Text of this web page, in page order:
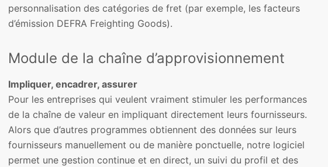
personnalisation des catégories de fret (par exemple, les facteurs
d’émission DEFRA Freighting Goods).
Module de la chaîne d’approvisionnement
Impliquer, encadrer, assurer
Pour les entreprises qui veulent vraiment stimuler les performances
de la chaîne de valeur en impliquant directement leurs fournisseurs.
Alors que d’autres programmes obtiennent des données sur leurs
fournisseurs manuellement ou de manière ponctuelle, notre logiciel
permet une gestion continue et en direct, un suivi du profil et des